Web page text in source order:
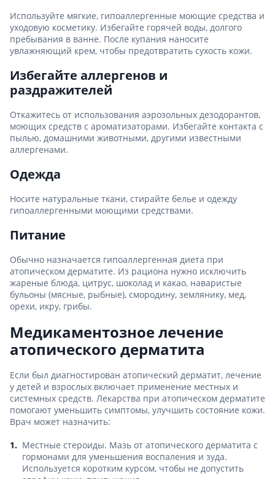
Используйте мягкие, гипоаллергенные моющие средства и
уходовую косметику. Избегайте горячей воды, долгого
пребывания в ванне. После купания наносите
увлажняющий крем, чтобы предотвратить сухость кожи.
Избегайте аллергенов и
раздражителей
Откажитесь от использования аэрозольных дезодорантов,
моющих средств с ароматизаторами. Избегайте контакта с
пылью, домашними животными, другими известными
аллергенами.
Одежда
Носите натуральные ткани, стирайте белье и одежду
гипоаллергенными моющими средствами.
Питание
Обычно назначается гипоаллергенная диета при
атопическом дерматите. Из рациона нужно исключить
жареные блюда, цитрус, шоколад и какао, наваристые
бульоны (мясные, рыбные), смородину, землянику, мед,
орехи, икру, грибы.
Медикаментозное лечение
атопического дерматита
Если был диагностирован атопический дерматит, лечение
у детей и взрослых включает применение местных и
системных средств. Лекарства при атопическом дерматите
помогают уменьшить симптомы, улучшить состояние кожи.
Врач может назначить:
Местные стероиды. Мазь от атопического дерматита с
гормонами для уменьшения воспаления и зуда.
Используется коротким курсом, чтобы не допустить